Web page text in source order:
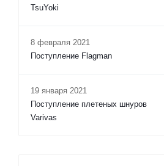
TsuYoki
8 февраля 2021
Поступление Flagman
19 января 2021
Поступление плетеных шнуров
Varivas